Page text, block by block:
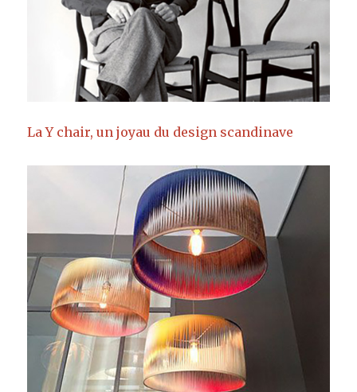
La Y chair, un joyau du design scandinave